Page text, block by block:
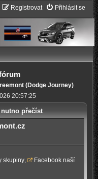
Přihlásit se
Registrovat
(Dodge Journey)
20:57:25
nutno přečíst
skupiny,
Facebook naší